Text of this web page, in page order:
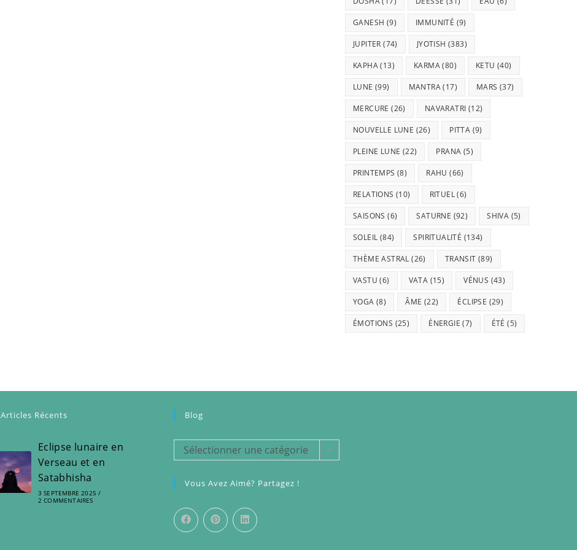
GANESH (9) IMMUNITÉ (9)
JUPITER (74) JYOTISH (383)
KAPHA(13) KARMA(80) KETU (40)
LUNE (99) MANTRA(17) MARS (37)
MERCURE (26) NAVARATRI (12)
NOUVELLE LUNE (26) PITTA (9)
PLEINE LUNE (22) PRANA (5)
PRINTEMPS (8) RAHU (66)
RELATIONS (10) RITUEL(6)
SAISONS (6) SATURNE (92) SHIVA (5)
SOLEIL (84) SPIRITUALITÉ (134)
THÈME ASTRAL (26) TRANSIT (89)
VASTU (6) VATA (15) VÉNUS (43)
YOGA (8) ÂME (22) ÉCLIPSE (29)
ÉMOTIONS (25) ÉNERGIE (7) ÉTÉ (5)
Articles Récents
Eclipse lunaire en
Verseau et en
Satabhisha
3 SEPTEMBRE 2025 /
2 COMMENTAIRES
Blog
BlogSélectionner une catégorie
Vous Avez Aimé? Partagez !